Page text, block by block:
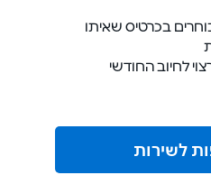
בכרטיס שאיתו
לחיוב החודשי
לשירות